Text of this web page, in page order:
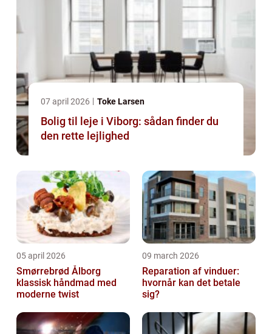
07 april 2026 Toke Larsen
Bolig til leje i Viborg: sådan finder du
den rette lejlighed
05 april 2026
Smørrebrød Ålborg
klassisk håndmad med
moderne twist
09 march 2026
Reparation af vinduer:
hvornår kan det betale
sig?